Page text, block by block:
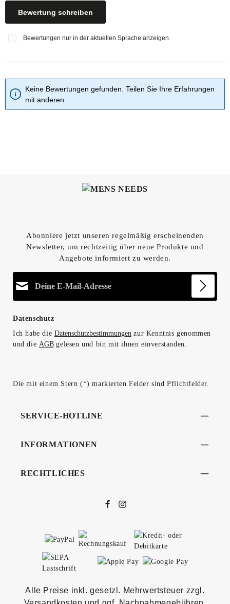
Bewertung schreiben
Bewertungen nur in der aktuellen Sprache anzeigen.
Keine Bewertungen gefunden. Teilen Sie Ihre Erfahrungen
mit anderen.
Abonniere jetzt unseren regelmäßig erscheinenden
Newsletter, um rechtzeitig über neue Produkte und
Angebote informiert zu werden.
Datenschutz
Ich habe die Datenschutzbestimmungen zur Kenntnis genommen
und die AGBgelesen und bin mit ihnen einverstanden.
Die mit einem Stern (*) markierten Felder sind Pflichtfelder.
SERVICE-HOTLINE
INFORMATIONEN
RECHTLICHES
Alle Preise inkl. gesetzl. Mehrwertsteuer zzgl.